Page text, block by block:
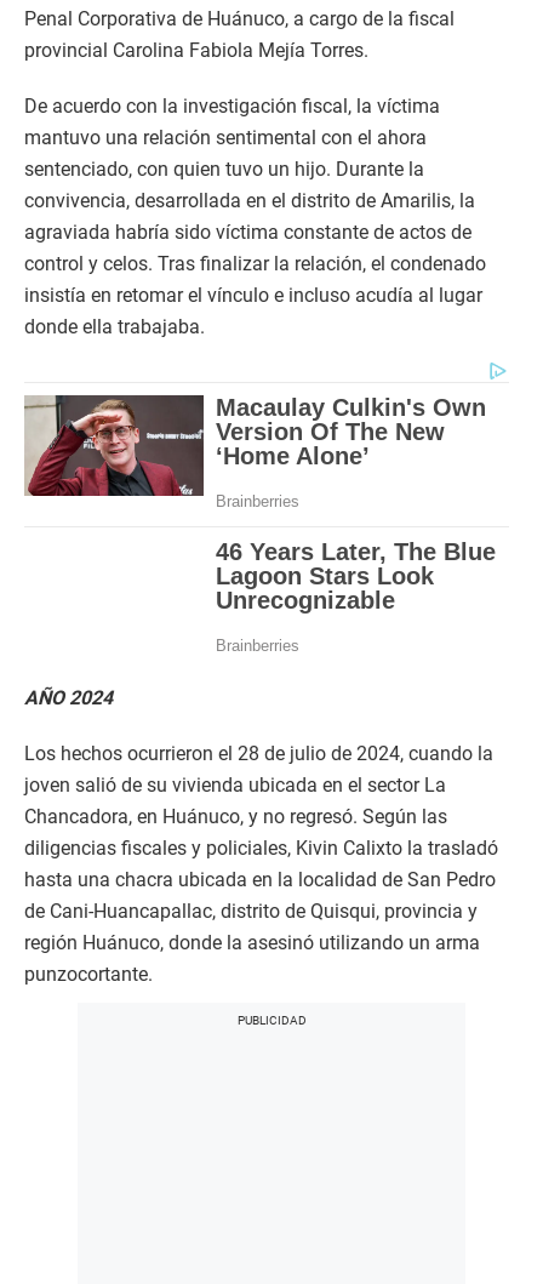
Penal Corporativa de Huánuco, a cargo de la fiscal
provincial Carolina Fabiola Mejía Torres.
De acuerdo con la investigación fiscal, la víctima
mantuvo una relación sentimental con el ahora
sentenciado, con quien tuvo un hijo. Durante la
convivencia, desarrollada en el distrito de Amarilis, la
agraviada habría sido víctima constante de actos de
control y celos. Tras finalizar la relación, el condenado
insistía en retomar el vínculo e incluso acudía al lugar
donde ella trabajaba.
AÑO 2024
Los hechos ocurrieron el 28 de julio de 2024, cuando la
joven salió de su vivienda ubicada en el sector La
Chancadora, en Huánuco, y no regresó. Según las
diligencias fiscales y policiales, Kivin Calixto la trasladó
hasta una chacra ubicada en la localidad de San Pedro
de Cani-Huancapallac, distrito de Quisqui, provincia y
región Huánuco, donde la asesinó utilizando un arma
punzocortante.